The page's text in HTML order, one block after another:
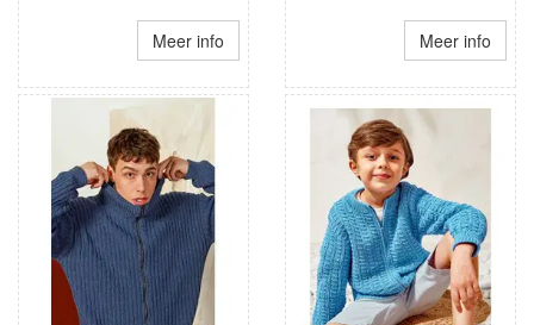
Meer info Meer info